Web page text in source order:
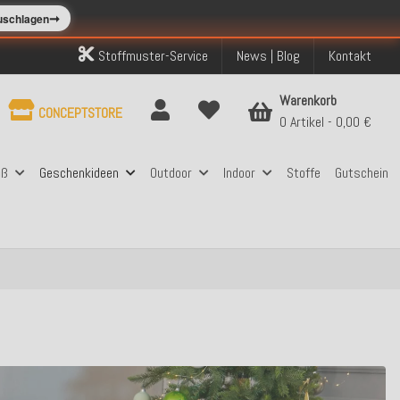
➞
Stoffmuster-Service News | Blog Kontakt
Geschenkideen Outdoor Indoor Stoffe Gutschein
CONCEPTSTORE
Warenkorb
0 Artikel
0,00 €